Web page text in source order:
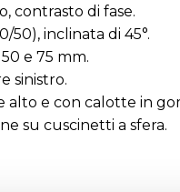
contrasto di fase.
50), inclinata di 45°.
e 75 mm.
sinistro.
alto e con calotte in
su cuscinetti a sfera.